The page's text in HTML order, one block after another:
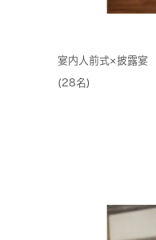
宴内人前式×披露宴
(28名)